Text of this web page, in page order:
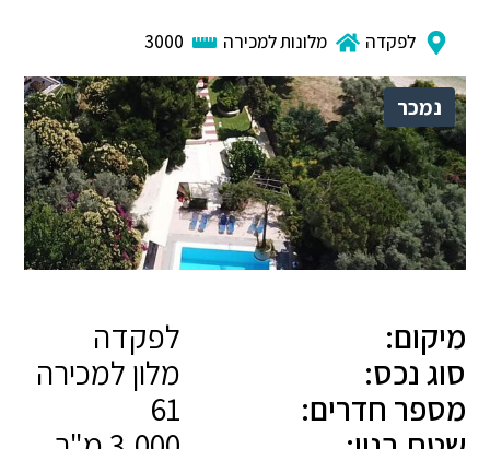
לפקדה מלונות למכירה 3000
נמכר
מיקום:
לפקדה
סוג נכס:
מלון למכירה
מספר חדרים: